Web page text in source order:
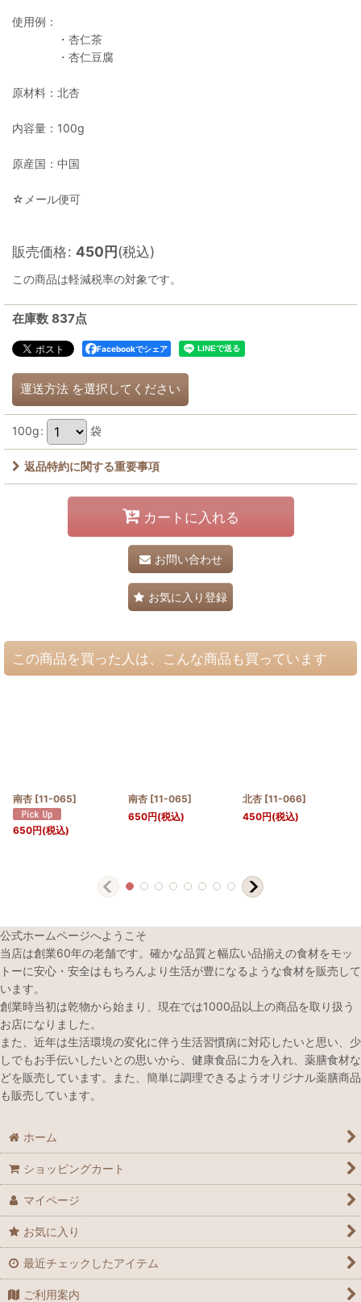
使用例：
・杏仁茶
・杏仁豆腐
原材料：北杏
内容量：100g
原産国：中国
☆メール便可
販売価格: 450円(税込)
この商品は軽減税率の対象です。
在庫数 837点
Facebookでシェア
運送方法 を選択してください
100g: 袋
返品特約に関する重要事項
カートに入れる
お問い合わせ
お気に入り登録
この商品を買った人は、こんな商品も買っています
南杏 [11-065]
650円(税込)
南杏 [11-065]
650円(税込)
北杏 [11-066]
450円(税込)
公式ホームページへようこそ
当店は創業60年の老舗です。確かな品質と幅広い品揃えの食材をモッ
トーに安心・安全はもちろんより生活が豊になるような食材を販売して
います。
創業時当初は乾物から始まり、現在では1000品以上の商品を取り扱う
お店になりました。
また、近年は生活環境の変化に伴う生活習慣病に対応したいと思い、少
しでもお手伝いしたいとの思いから、健康食品に力を入れ、薬膳食材な
どを販売しています。また、簡単に調理できるようオリジナル薬膳商品
も販売しています。
ホーム
ショッピングカート
マイページ
お気に入り
最近チェックしたアイテム
ご利用案内